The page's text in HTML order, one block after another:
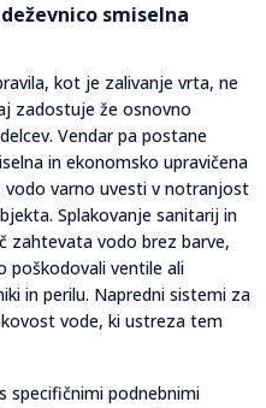
smiselna
kot je zalivanje vrta, ne
zadostuje že osnovno
Vendar pa postane
in ekonomsko upravičena
varno uvesti v notranjost
Splakovanje sanitarij in
zahtevata vodo brez barve,
poškodovali ventile ali
in perilu. Napredni sistemi za
vode, ki ustreza tem
specifičnimi podnebnimi